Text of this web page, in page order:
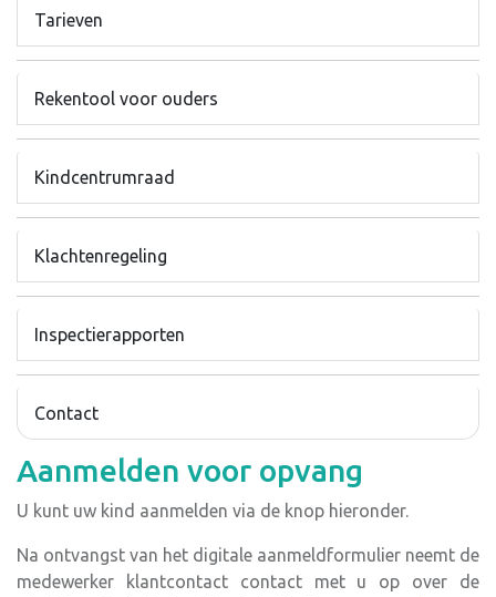
Tarieven
Rekentool voor ouders
Kindcentrumraad
Klachtenregeling
Inspectierapporten
Contact
Aanmelden voor opvang
U kunt uw kind aanmelden via de knop hieronder.
Na ontvangst van het digitale aanmeldformulier neemt de
medewerker klantcontact contact met u op over de